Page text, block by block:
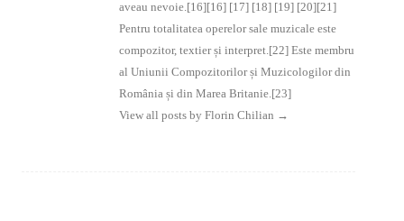
aveau nevoie.[16][16] [17] [18] [19] [20][21]
Pentru totalitatea operelor sale muzicale este
compozitor, textier și interpret.[22] Este membru
al Uniunii Compozitorilor și Muzicologilor din
România și din Marea Britanie.[23]
View all posts by Florin Chilian →